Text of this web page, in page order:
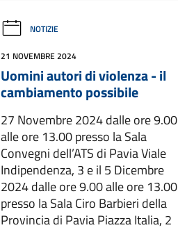
NOTIZIE
21 NOVEMBRE 2024
Uomini autori di violenza - il
cambiamento possibile
27 Novembre 2024 dalle ore 9.00
alle ore 13.00 presso la Sala
Convegni dell’ATS di Pavia Viale
Indipendenza, 3 e il 5 Dicembre
2024 dalle ore 9.00 alle ore 13.00
presso la Sala Ciro Barbieri della
Provincia di Pavia Piazza Italia, 2